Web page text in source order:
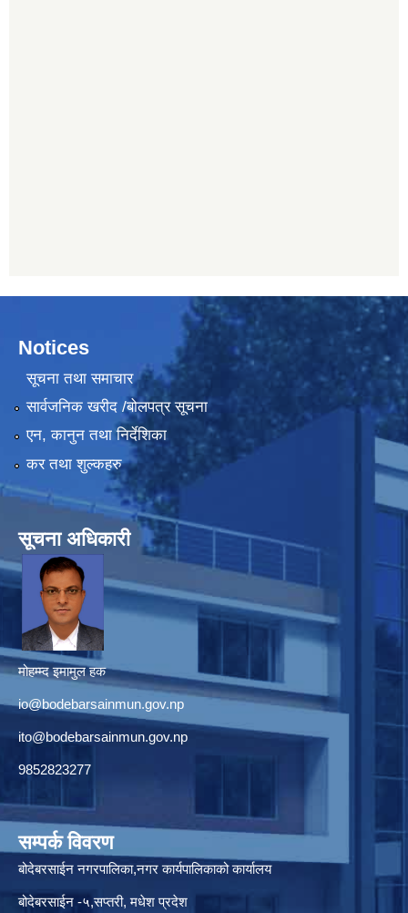
Notices
सूचना तथा समाचार
सार्वजनिक खरीद /बोलपत्र सूचना
एन, कानुन तथा निर्देशिका
कर तथा शुल्कहरु
सूचना अधिकारी
मोहम्म्द इमामुल हक
io@bodebarsainmun.gov.np
ito@bodebarsainmun.gov.np
9852823277
सम्पर्क विवरण
बोदेबरसाईन नगरपालिका,नगर कार्यपालिकाको कार्यालय
बोदेबरसाईन -५,सप्तरी, मधेश प्रदेश